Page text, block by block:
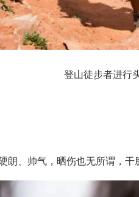
登山徒步者进行
、帅气，晒伤也无所谓，